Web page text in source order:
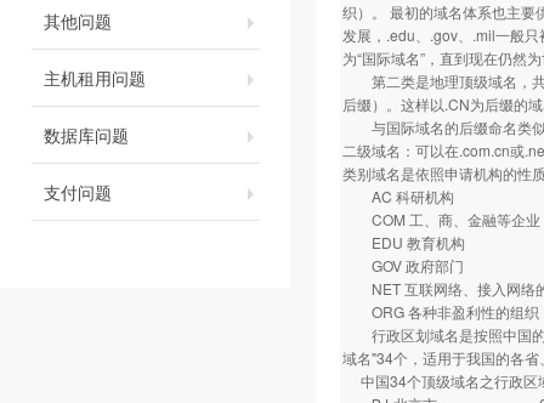
其他问题
主机租用问题
数据库问题
支付问题
织）。 最初的域名体系也主要
发展，.edu、.gov、.mil一般
为“国际域名”，直到现在仍然
第二类是地理顶级域名，共
后缀）。这样以.CN为后缀的
与国际域名的后缀命名类似
二级域名：可以在.com.cn或
类别域名是依照申请机构的性
AC 科研机构
COM 工、商、金融等企业
EDU 教育机构
GOV 政府部门
NET 互联网络、接入网络
ORG 各种非盈利性的组织
行政区划域名是按照中国的
域名"34个，适用于我国的各
中国34个顶级域名之行政区